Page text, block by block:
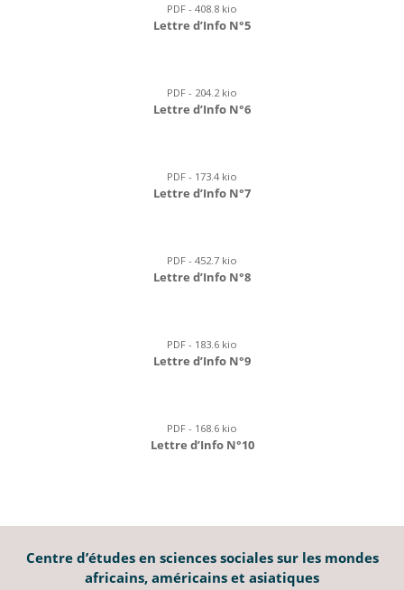
PDF - 408.8 kio
Lettre d’Info N°5
PDF - 204.2 kio
Lettre d’Info N°6
PDF - 173.4 kio
Lettre d’Info N°7
PDF - 452.7 kio
Lettre d’Info N°8
PDF - 183.6 kio
Lettre d’Info N°9
PDF - 168.6 kio
Lettre d’Info N°10
Centre d’études en sciences sociales sur les mondes
africains, américains et asiatiques